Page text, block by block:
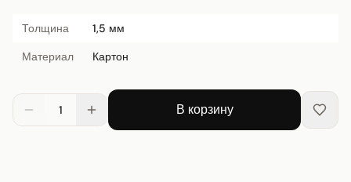
Толщина
1,5 мм
Материал
Картон
1 В корзину